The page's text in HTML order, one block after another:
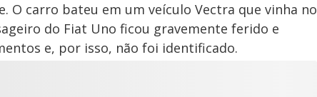
O carro bateu em um veículo Vectra que vinha no
do Fiat Uno ficou gravemente ferido e
e, por isso, não foi identificado.